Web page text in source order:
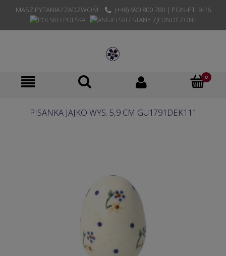
MASZ PYTANIA? ZADZWOŃ! (+48) 690 800 780 | PON-PT. 9-16
PISANKA JAJKO WYS. 5,9 CM GU1791DEK111